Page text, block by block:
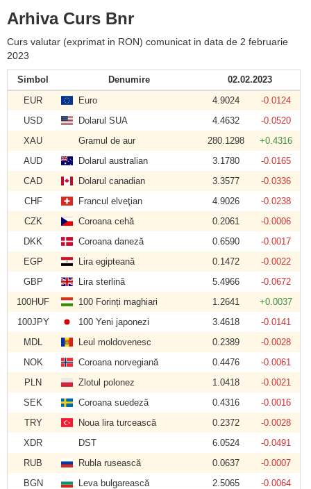
Arhiva Curs Bnr
Curs valutar (exprimat in RON) comunicat in data de 2 februarie
2023
Simbol Denumire
02.02.2023
EUR
Euro 4.9024
-0.0124
USD
Dolarul SUA 4.4632
-0.0520
XAU
Gramul de aur 280.1298
+0.4316
AUD
Dolarul australian 3.1780
-0.0165
CAD
Dolarul canadian 3.3577
-0.0336
CHF
Francul elveţian 4.9026
-0.0238
CZK
Coroana cehă 0.2061
-0.0006
DKK
Coroana daneză 0.6590
-0.0017
EGP
Lira egipteană 0.1472
-0.0022
GBP
Lira sterlină 5.4966
-0.0672
100HUF
100 Forinți maghiari 1.2641
+0.0037
100JPY
100 Yeni japonezi 3.4618
-0.0141
MDL
Leul moldovenesc 0.2389
-0.0028
NOK
Coroana norvegiană 0.4476
-0.0061
PLN
Zlotul polonez 1.0418
-0.0021
SEK
Coroana suedeză 0.4316
-0.0016
TRY
Noua lira turcească 0.2372
-0.0028
XDR
DST 6.0524
-0.0491
RUB
Rubla rusească 0.0637
-0.0007
BGN
Leva bulgarească 2.5065
-0.0064